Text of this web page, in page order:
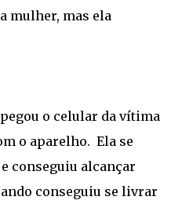
mulher, mas ela
o celular da vítima
o aparelho. Ela se
conseguiu alcançar
conseguiu se livrar